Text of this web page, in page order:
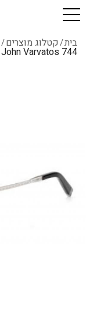
בית/קטלוג מוצרים/
744 John Varvatos